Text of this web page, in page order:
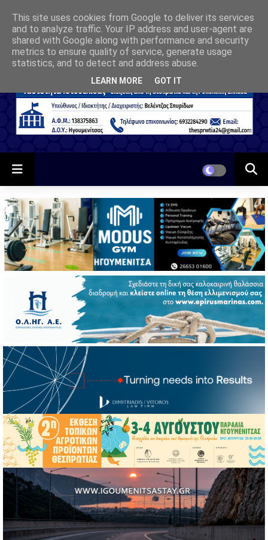
This site uses cookies from Google to deliver its services
and to analyze traffic. Your IP address and user-agent are
shared with Google along with performance and security
metrics to ensure quality of service, generate usage
statistics, and to detect and address abuse.
LEARN MORE GOT IT